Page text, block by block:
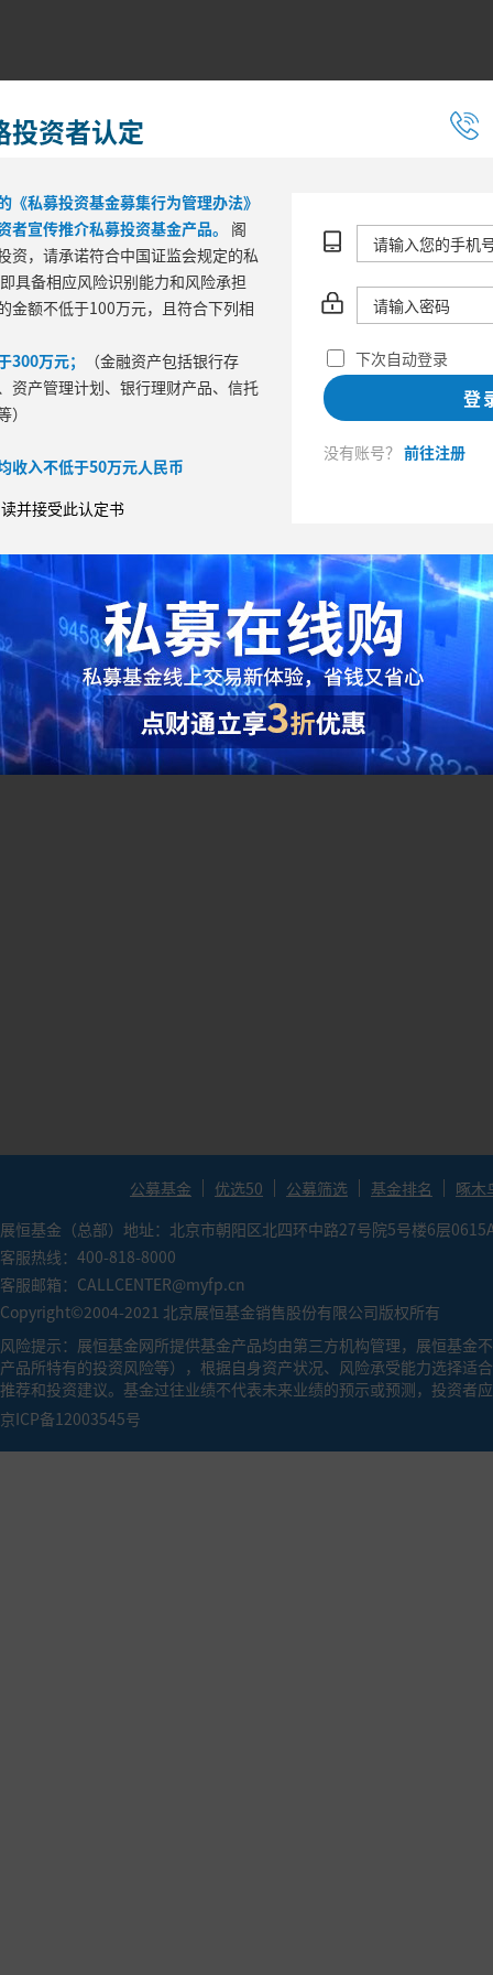
最大回撤
波
公募基金 优选50 公募筛选 基金排名
啄木
展恒基金（总部）地址：北京市朝阳区北四环中路27号院5号楼6层
客服热线：400-818-8000
客服邮箱：CALLCENTER@myfp.cn
Copyright©2004-2021 北京展恒基金销售股份有限公司版权所有
风险提示：展恒基金网所提供基金产品均由第三方机构管理，展恒基
产品所特有的投资风险等），根据自身资产状况、风险承受能力选择
推荐和投资建议。基金过往业绩不代表未来业绩的预示或预测，投资者
京ICP备12003545号
投资者认定
《私募投资基金募集行为管理办法》
宣传推介私募投资基金产品。
阁
资，请承诺符合中国证监会规定的私
具备相应风险识别能力和风险承担
金额不低于100万元，且符合下列相
300万元；
（金融资产包括银行存
资产管理计划、银行理财产品、信托
收入不低于50万元人民币
并接受此认定书
下次自动登录
登
没有账号？ 前往注册